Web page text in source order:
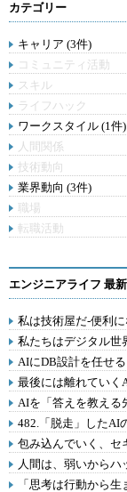
カテゴリー
キャリア (3件)
コミュニティ活動
スキル
ライフハック
ワークスタイル (1件)
人間関係
技術動向
業界動向 (3件)
職場
転職活動
エンジニアライフ 最
私は技術屋だ-便利
私たちはデジタル世
AIにDB設計を任せ
最後には離れていく
AIを「答えを教える
482.「脱走」したAI
包み込んでいく、セ
人間は、弱いから
「思考は行動から